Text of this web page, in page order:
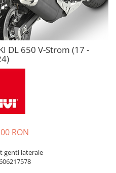
DL 650 V-Strom (17 -
RON
genti laterale